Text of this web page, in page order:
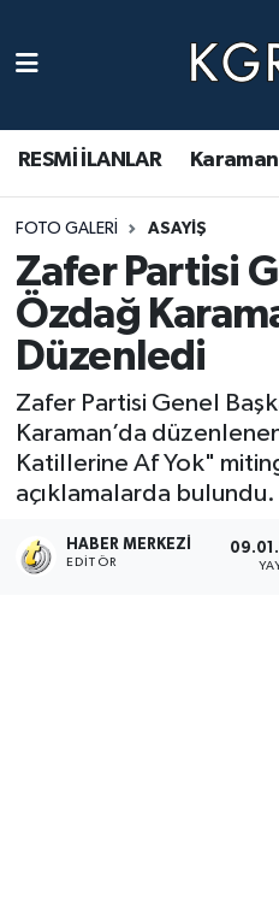
RESMİ İLANLAR
FOTO GALERI ASAYIŞ
Zafer Partisi
Özdağ
Düzenledi
Zafer Partisi Genel
Karaman’da
Katillerine Af Yok"
açıklamalarda bulundu.
HABER MERKEZI
EDITÖR
Gündem Haberleri
Güncel Haberler
Spor Haberleri
Asayiş Haberleri
Ulusal Haberler
Vefat Edenler